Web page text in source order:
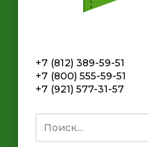
+7 (812) 389-59-51
+7 (800) 555-59-51
+7 (921) 577-31-57